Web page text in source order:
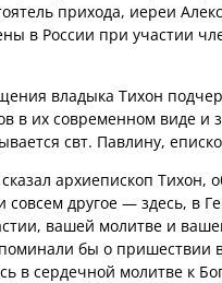
прихода, иереи
в России при участии
владыка Тихон
в их современном виде и
свт. Павлину,
архиепископ
другое — здесь, в
вашей молитве и
бы о пришествии
в сердечной молитве к